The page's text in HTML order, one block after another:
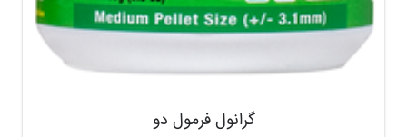
گرانول فرمول دو